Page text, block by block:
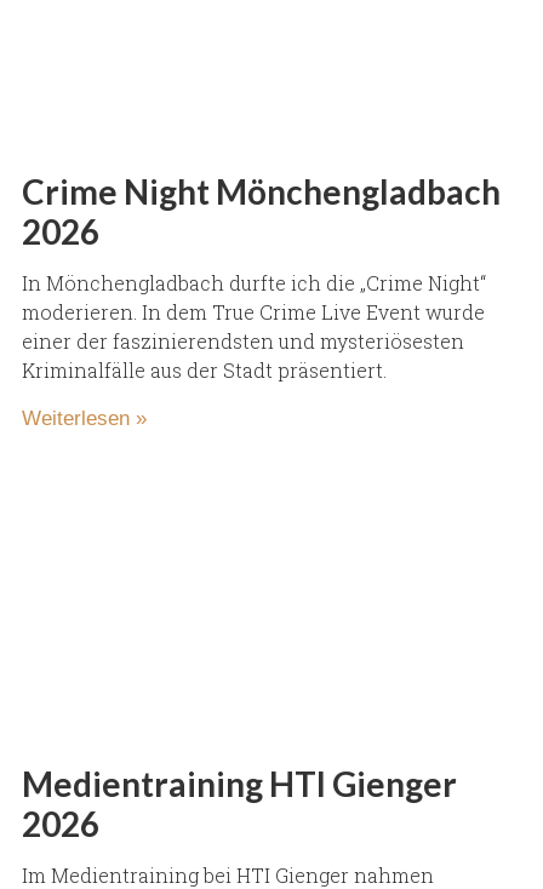
Crime Night Mönchengladbach
2026
In Mönchengladbach durfte ich die „Crime Night“
moderieren. In dem True Crime Live Event wurde
einer der faszinierendsten und mysteriösesten
Kriminalfälle aus der Stadt präsentiert.
Weiterlesen »
Medientraining HTI Gienger
2026
Im Medientraining bei HTI Gienger nahmen